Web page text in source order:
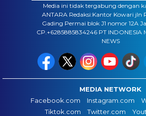
Media ini tidak tergabung dengan
ANTARA Redaksi:Kantor Kowari jln
Gading Permai blok J1 nomor 12A
CP.+6285885834246 PT INDONESIA
NEWS
MEDIA NETWORK
Facebook.com
Instagram.com
Tiktok.com
Twitter.com